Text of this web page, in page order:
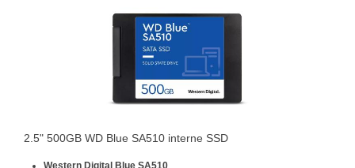
2.5" 500GB WD Blue SA510 interne SSD
Western Digital Blue SA510